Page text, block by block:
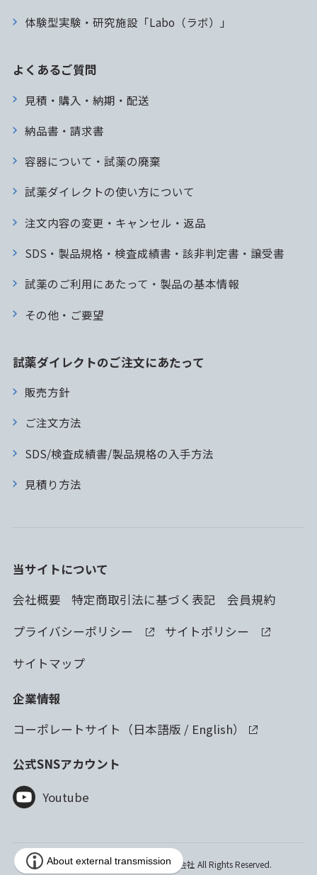
体験型実験・研究施設「Labo（ラボ）」
よくあるご質問
見積・購入・納期・配送
納品書・請求書
容器について・試薬の廃棄
試薬ダイレクトの使い方について
注文内容の変更・キャンセル・返品
SDS・製品規格・検査成績書・該非判定書・譲受書
試薬のご利用にあたって・製品の基本情報
その他・ご要望
試薬ダイレクトのご注文にあたって
販売方針
ご注文方法
SDS/検査成績書/製品規格の入手方法
見積り方法
当サイトについて
会社概要
特定商取引法に基づく表記
会員規約
プライバシーポリシー
サイトポリシー
サイトマップ
企業情報
コーポレートサイト（日本語版 / English）
公式SNSアカウント
Youtube
Copyright © 2023 林純薬工業株式会社 All Rights Reserved.